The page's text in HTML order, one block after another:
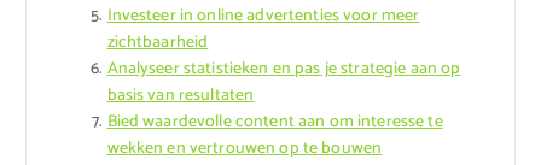
Investeer in online advertenties voor meer
zichtbaarheid
Analyseer statistieken en pas je strategie aan op
basis van resultaten
Bied waardevolle content aan om interesse te
wekken en vertrouwen op te bouwen